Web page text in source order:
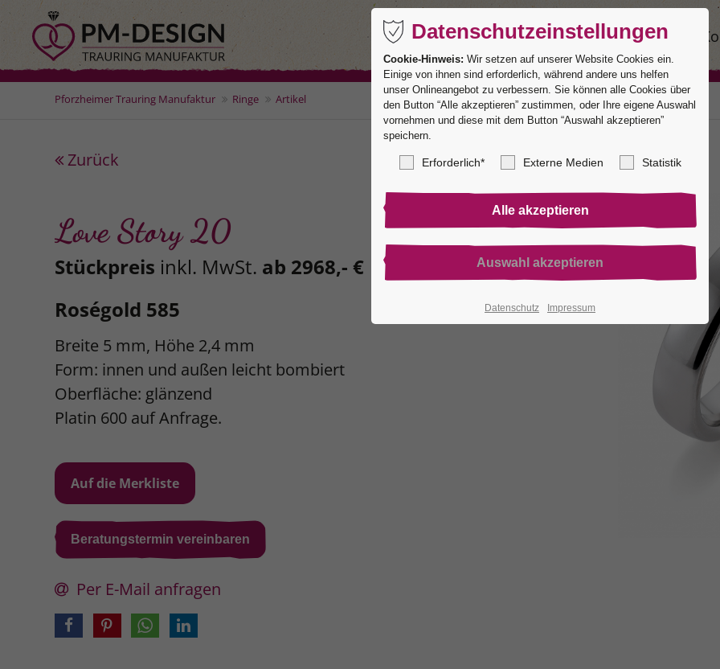
Ringe Service Manufaktur
Pforzheimer Trauring Manufaktur Ringe Artikel
Zurück
Love Story 20
Stückpreis inkl. MwSt. ab 2968,- €
Roségold 585
Breite 5 mm, Höhe 2,4 mm
Form: innen und außen leicht bombiert
Oberfläche: glänzend
Platin 600 auf Anfrage.
Beratungstermin vereinbaren
Per E-Mail anfragen
Datenschutzeinstellungen
Cookie-Hinweis: Wir setzen auf unserer Website Cookies ein.
Einige von ihnen sind erforderlich, während andere uns helfen
unser Onlineangebot zu verbessern. Sie können alle Cookies über
den Button “Alle akzeptieren” zustimmen, oder Ihre eigene Auswahl
vornehmen und diese mit dem Button “Auswahl akzeptieren”
speichern.
Erforderlich* Externe Medien Statistik
Datenschutz Impressum